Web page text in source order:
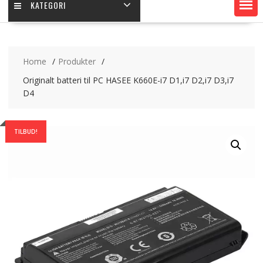
KATEGORI
Home
Produkter
Originalt batteri til PC HASEE K660E-i7 D1,i7 D2,i7 D3,i7
D4
TILBUD!